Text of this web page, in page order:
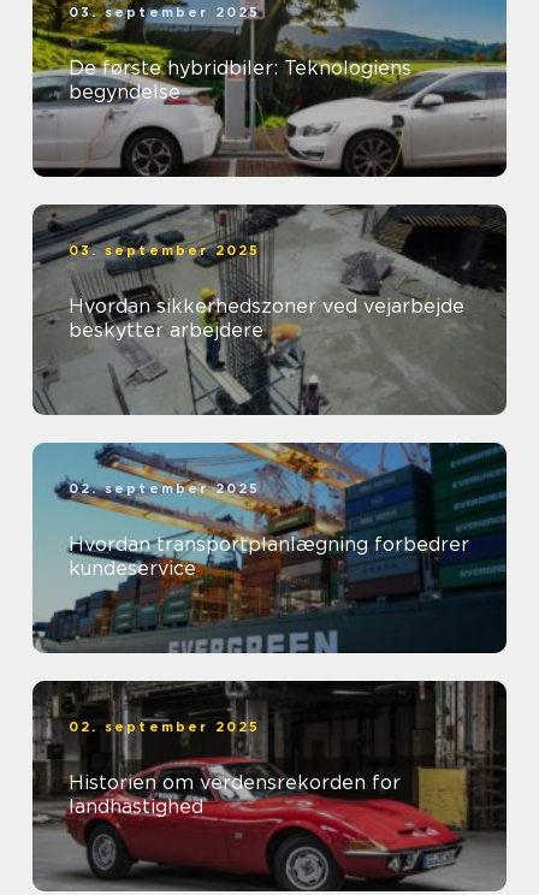
03. september 2025
De første hybridbiler: Teknologiens
begyndelse
03. september 2025
Hvordan sikkerhedszoner ved vejarbejde
beskytter arbejdere
02. september 2025
Hvordan transportplanlægning forbedrer
kundeservice
02. september 2025
Historien om verdensrekorden for
landhastighed